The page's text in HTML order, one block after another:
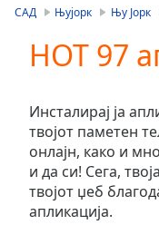
Video
Skip
Backward
Skip
Forward
Mute
Current
Time0:00
САД Њујорк Њу Јорк
HOT 97
Инсталирај ја
твојот паметен
онлајн, како и
и да си! Сега,
твојот џеб
апликација.